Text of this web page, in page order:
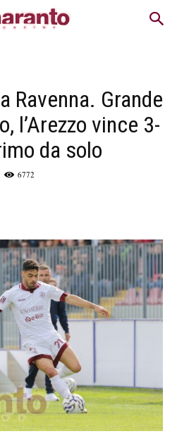
Ravenna. Grande
l’Arezzo vince 3-
da solo
6772